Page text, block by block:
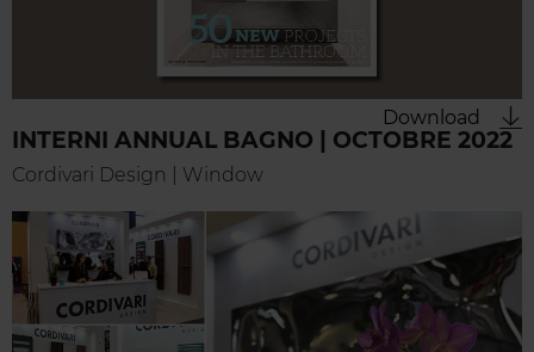
Download
INTERNI ANNUAL BAGNO | OCTOBRE 2022
Cordivari Design | Window